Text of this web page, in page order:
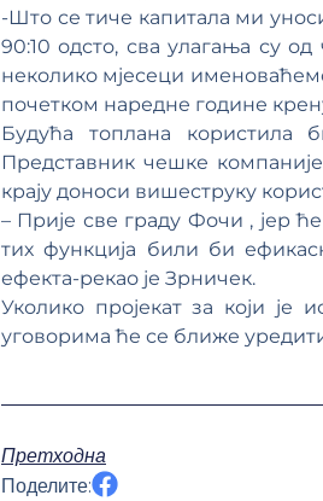
-Што се тиче капитала ми
90:10 одсто, сва улагања су
неколико мјесеци
почетком наредне године
Будућа топлана
Представник чешке
крају доноси вишеструку
– Прије све граду Фочи , јер
тих функција били би
ефекта-рекао је Зрничек.
Уколико пројекат за који
уговорима ће се ближе
Претходна
Поделите: